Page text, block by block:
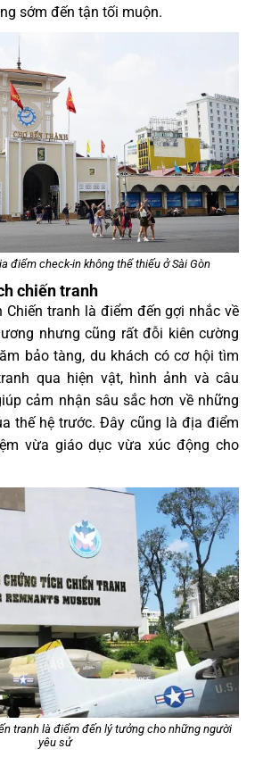
sớm đến tận tối muộn.
điểm check-in không thể thiếu ở Sài Gòn
chiến tranh
Chiến tranh là điểm đến gợi nhắc về
nhưng cũng rất đỗi kiên cường
bảo tàng, du khách có cơ hội tìm
qua hiện vật, hình ảnh và câu
cảm nhận sâu sắc hơn về những
thế hệ trước. Đây cũng là địa điểm
vừa giáo dục vừa xúc động cho
tranh là điểm đến lý tưởng cho những người
yêu sử